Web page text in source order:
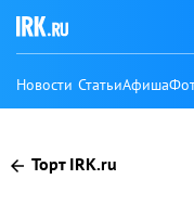
Новости СтатьиАфиша
Торт IRK.ru